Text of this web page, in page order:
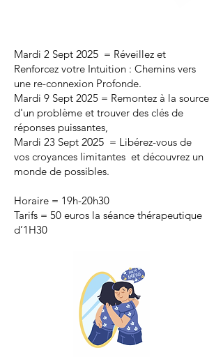
Mardi 2 Sept 2025 = Réveillez et
Renforcez votre Intuition : Chemins vers
une re-connexion Profonde.
Mardi 9 Sept 2025 = Remontez à la source
d'un problème et trouver des clés de
réponses puissantes,
Mardi 23 Sept 2025 = Libérez-vous de
vos croyances limitantes et découvrez un
monde de possibles.
Horaire = 19h-20h30
Tarifs = 50 euros la séance thérapeutique
d’1H30